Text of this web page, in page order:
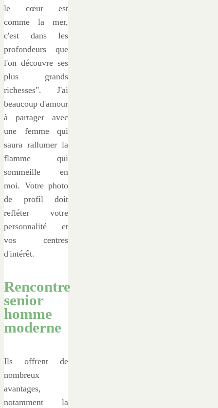
le cœur est
comme la mer,
c'est dans les
profondeurs que
l'on découvre ses
plus grands
richesses". J'ai
beaucoup d'amour
à partager avec
une femme qui
saura rallumer la
flamme qui
sommeille en
moi. Votre photo
de profil doit
refléter votre
personnalité et
vos centres
d'intérêt.
Rencontre
senior
homme
moderne
Ils offrent de
nombreux
avantages,
notamment la